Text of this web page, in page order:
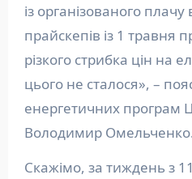
із організованого
прайскепів із 1 травня
різкого стрибка цін на
цього не сталося», –
енергетичних програм
Володимир
Скажімо, за тиждень з